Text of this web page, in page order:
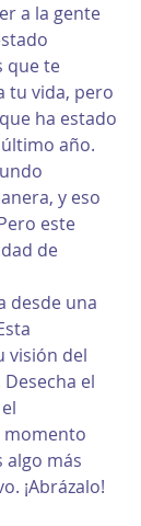
a la gente
que te
tu vida, pero
ha estado
año.
y eso
este
de
desde una
visión del
el
momento
algo más
¡Abrázalo!